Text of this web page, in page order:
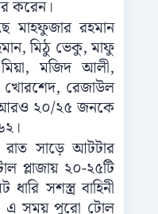
করেন।
মাহফুজার রহমান
মিঠু ভেকু, মাফু
মজিদ আলী,
খোরশেদ, রেজাউল
আরও ২০/২৫ জনকে
রাত সাড়ে আটটার
প্লাজায় ২০-২৫টি
সশস্ত্র বাহিনী
এ সময় পুরো টোল